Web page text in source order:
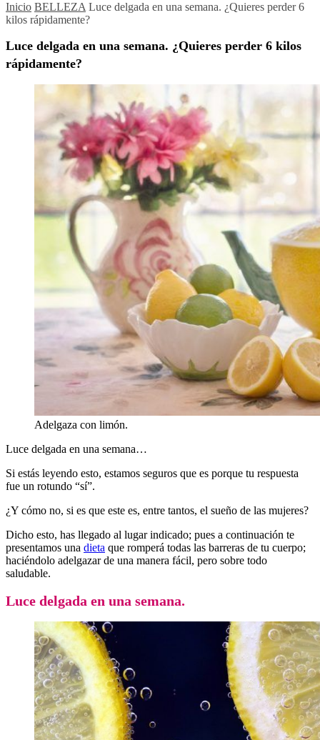
Inicio BELLEZA Luce delgada en una semana. ¿Quieres perder 6
kilos rápidamente?
Luce delgada en una semana. ¿Quieres perder 6 kilos
rápidamente?
Adelgaza con limón.
Luce delgada en una semana…
Si estás leyendo esto, estamos seguros que es porque tu respuesta
fue un rotundo “sí”.
¿Y cómo no, si es que este es, entre tantos, el sueño de las mujeres?
Dicho esto, has llegado al lugar indicado; pues a continuación te
presentamos una dieta que romperá todas las barreras de tu cuerpo;
haciéndolo adelgazar de una manera fácil, pero sobre todo
saludable.
Luce delgada en una semana.